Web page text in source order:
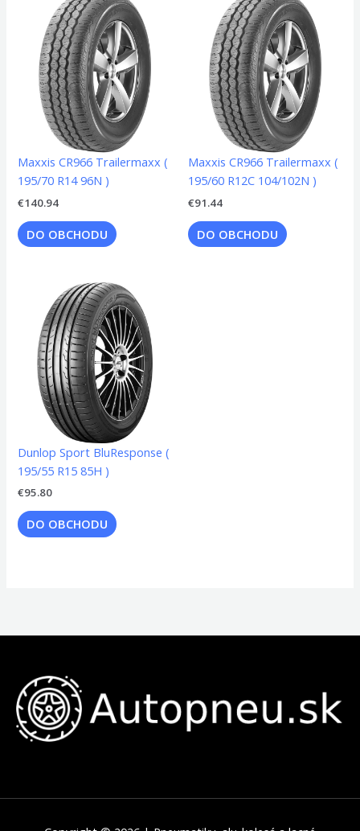
Maxxis CR966 Trailermaxx (
195/70 R14 96N )
€140.94
DO OBCHODU
Maxxis CR966 Trailermaxx (
195/60 R12C 104/102N )
€91.44
DO OBCHODU
Dunlop Sport BluResponse (
195/55 R15 85H )
€95.80
DO OBCHODU